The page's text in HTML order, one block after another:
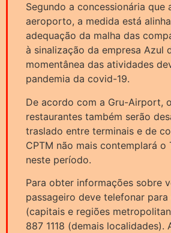
Segundo a concessionária que
aeroporto, a medida está
adequação da malha das
à sinalização da empresa Azul
momentânea das atividades
pandemia da covid-19.
De acordo com a Gru-Airport,
restaurantes também serão
traslado entre terminais e de
CPTM não mais contemplará o
neste período.
Para obter informações sobre
passageiro deve telefonar para
(capitais e regiões
887 1118 (demais localidades).